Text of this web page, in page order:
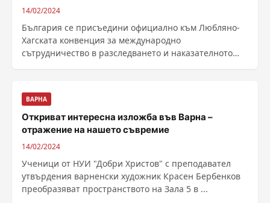
14/02/2024
България се присъедини официално към Любляно-
Хагската конвенция за международно
сътрудничество в разследването и наказателното
ВАРНА
Откриват интересна изложба във Варна –
отражение на нашето съвремие
14/02/2024
Ученици от НУИ "Добри Христов" с преподавател
утвърдения варненски художник Красен Бербенков
преобразяват пространството на Зала 5 в ...